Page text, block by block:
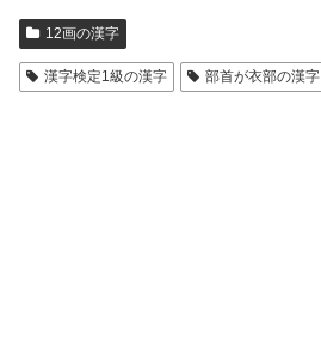
12画の漢字
漢字検定1級の漢字 部首が衣部の漢字